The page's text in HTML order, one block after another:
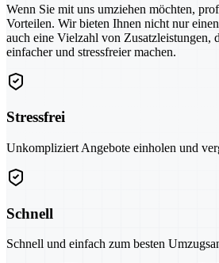
Wenn Sie mit uns umziehen möchten,
Vorteilen. Wir bieten Ihnen nicht nur
auch eine Vielzahl von Zusatzleistungen,
einfacher und stressfreier machen.
Stressfrei
Unkompliziert Angebote einholen und
Schnell
Schnell und einfach zum besten